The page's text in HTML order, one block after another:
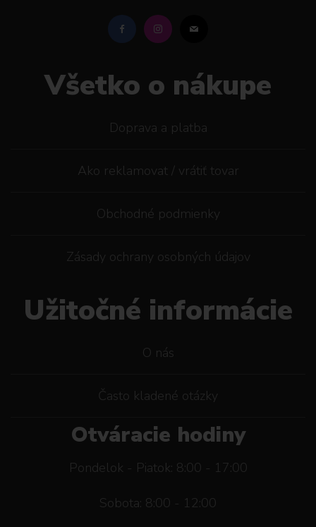
Všetko o nákupe
Doprava a platba
Ako reklamovat / vrátiť tovar
Obchodné podmienky
Zásady ochrany osobných údajov
Užitočné informácie
O nás
Často kladené otázky
Otváracie hodiny
Pondelok - Piatok: 8:00 - 17:00
Sobota: 8:00 - 12:00